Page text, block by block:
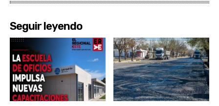
Seguir leyendo